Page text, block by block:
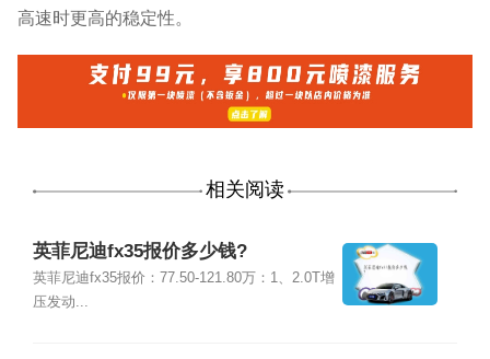
高速时更高的稳定性。
相关阅读
英菲尼迪fx35报价多少钱?
英菲尼迪fx35报价：77.50-121.80万：1、2.0T增
压发动...